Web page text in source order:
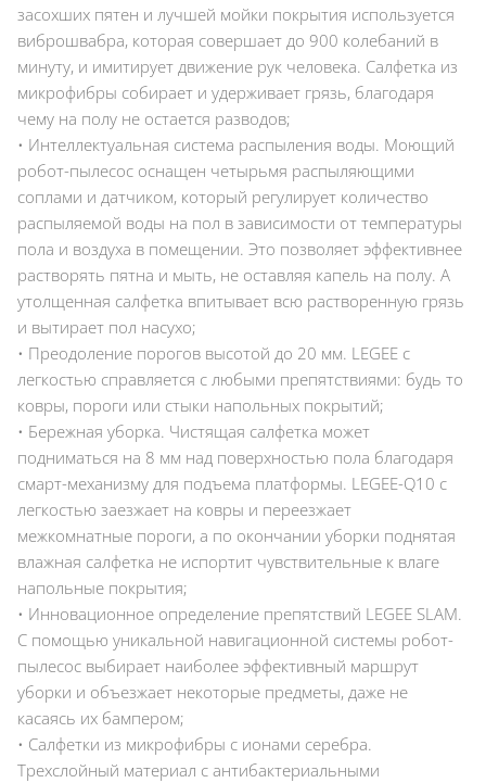
засохших пятен и лучшей мойки покрытия используется
виброшвабра, которая совершает до 900 колебаний в
минуту, и имитирует движение рук человека. Салфетка из
микрофибры собирает и удерживает грязь, благодаря
чему на полу не остается разводов;
• Интеллектуальная система распыления воды. Моющий
робот-пылесос оснащен четырьмя распыляющими
соплами и датчиком, который регулирует количество
распыляемой воды на пол в зависимости от температуры
пола и воздуха в помещении. Это позволяет эффективнее
растворять пятна и мыть, не оставляя капель на полу. А
утолщенная салфетка впитывает всю растворенную грязь
и вытирает пол насухо;
• Преодоление порогов высотой до 20 мм. LEGEE с
легкостью справляется с любыми препятствиями: будь то
ковры, пороги или стыки напольных покрытий;
• Бережная уборка. Чистящая салфетка может
подниматься на 8 мм над поверхностью пола благодаря
смарт-механизму для подъема платформы. LEGEE-Q10 с
легкостью заезжает на ковры и переезжает
межкомнатные пороги, а по окончании уборки поднятая
влажная салфетка не испортит чувствительные к влаге
напольные покрытия;
• Инновационное определение препятствий LEGEE SLAM.
С помощью уникальной навигационной системы робот-
пылесос выбирает наиболее эффективный маршрут
уборки и объезжает некоторые предметы, даже не
касаясь их бампером;
• Салфетки из микрофибры с ионами серебра.
Трехслойный материал с антибактериальными